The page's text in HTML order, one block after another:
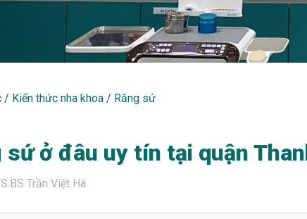
/ Kiến thức nha khoa / Răng sứ
sứ ở đâu uy tín tại quận
Trần Việt Hà